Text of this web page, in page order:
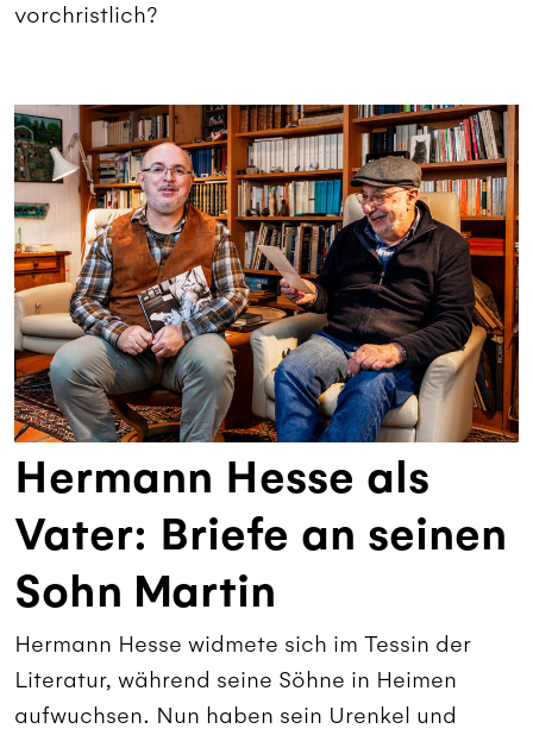
vorchristlich?
Hermann Hesse als
Vater: Briefe an seinen
Sohn Martin
Hermann Hesse widmete sich im Tessin der
Literatur, während seine Söhne in Heimen
aufwuchsen. Nun haben sein Urenkel und